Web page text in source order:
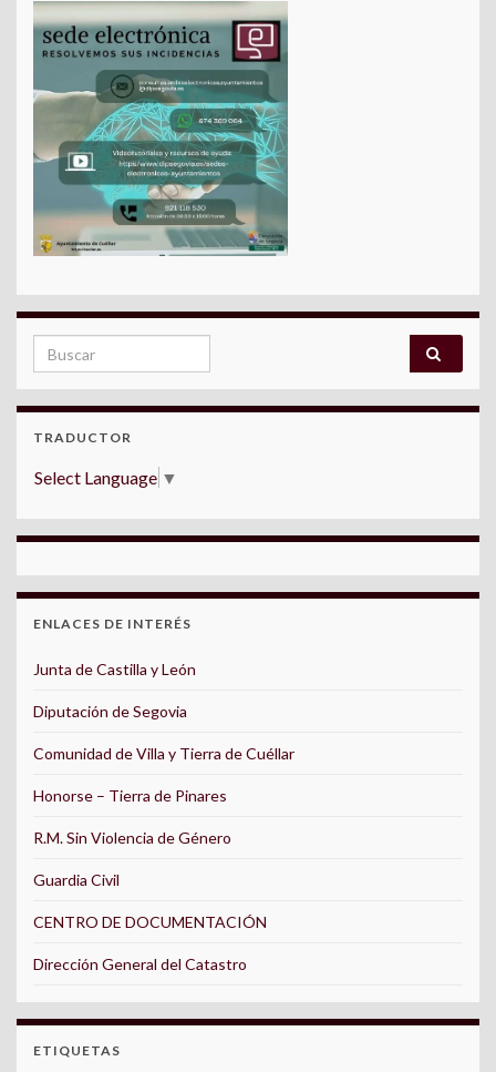
Search for:
TRADUCTOR
Select Language ▼
ENLACES DE INTERÉS
Junta de Castilla y León
Diputación de Segovia
Comunidad de Villa y Tierra de Cuéllar
Honorse – Tierra de Pinares
R.M. Sin Violencia de Género
Guardia Civil
CENTRO DE DOCUMENTACIÓN
Dirección General del Catastro
ETIQUETAS